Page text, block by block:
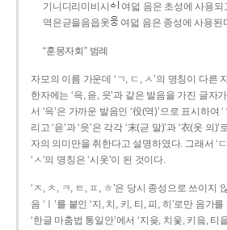
기니디리미비시
여덟 음은 초성에 사용되
역은귿을음읍옷
여덟 음은 종성에 사용된
“훈몽자회” 범례
자모의 이름 가운데 ‘ㄱ, ㄷ, ㅅ’의 명칭이 다른
한자에는 ‘윽, 읃, 읏’과 같은 발음을 가진 글자
서 ‘윽’은 가까운 발음인 ‘役(역)’으로 표시하여 ‘
리고 ‘읃’과 ‘읏’은 각각 ‘末(귿 말)’과 ‘衣(옷 의
자의 의미만을 취한다고 설명하였다. 그래서 ‘ㄷ
‘ㅅ’의 명칭은 ‘시옷’이 된 것이다.
‘ㅈ, ㅊ, ㅋ, ㅌ, ㅍ, ㅎ’은 당시 종성으로 쓰이지
음 ‘ㅣ’를 붙인 ‘지, 치, 키, 티, 피, 히’로만 음가
‘한글 마춤법 통일안’에서 ‘지읒, 치읓, 키읔, 티